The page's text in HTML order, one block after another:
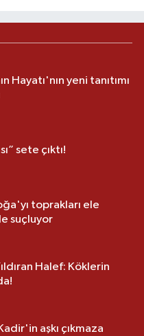
Hayatı'nın yeni tanıtımı
sete çıktı!
toprakları ele
suçluyor
Halef: Köklerin
aşkı çıkmaza